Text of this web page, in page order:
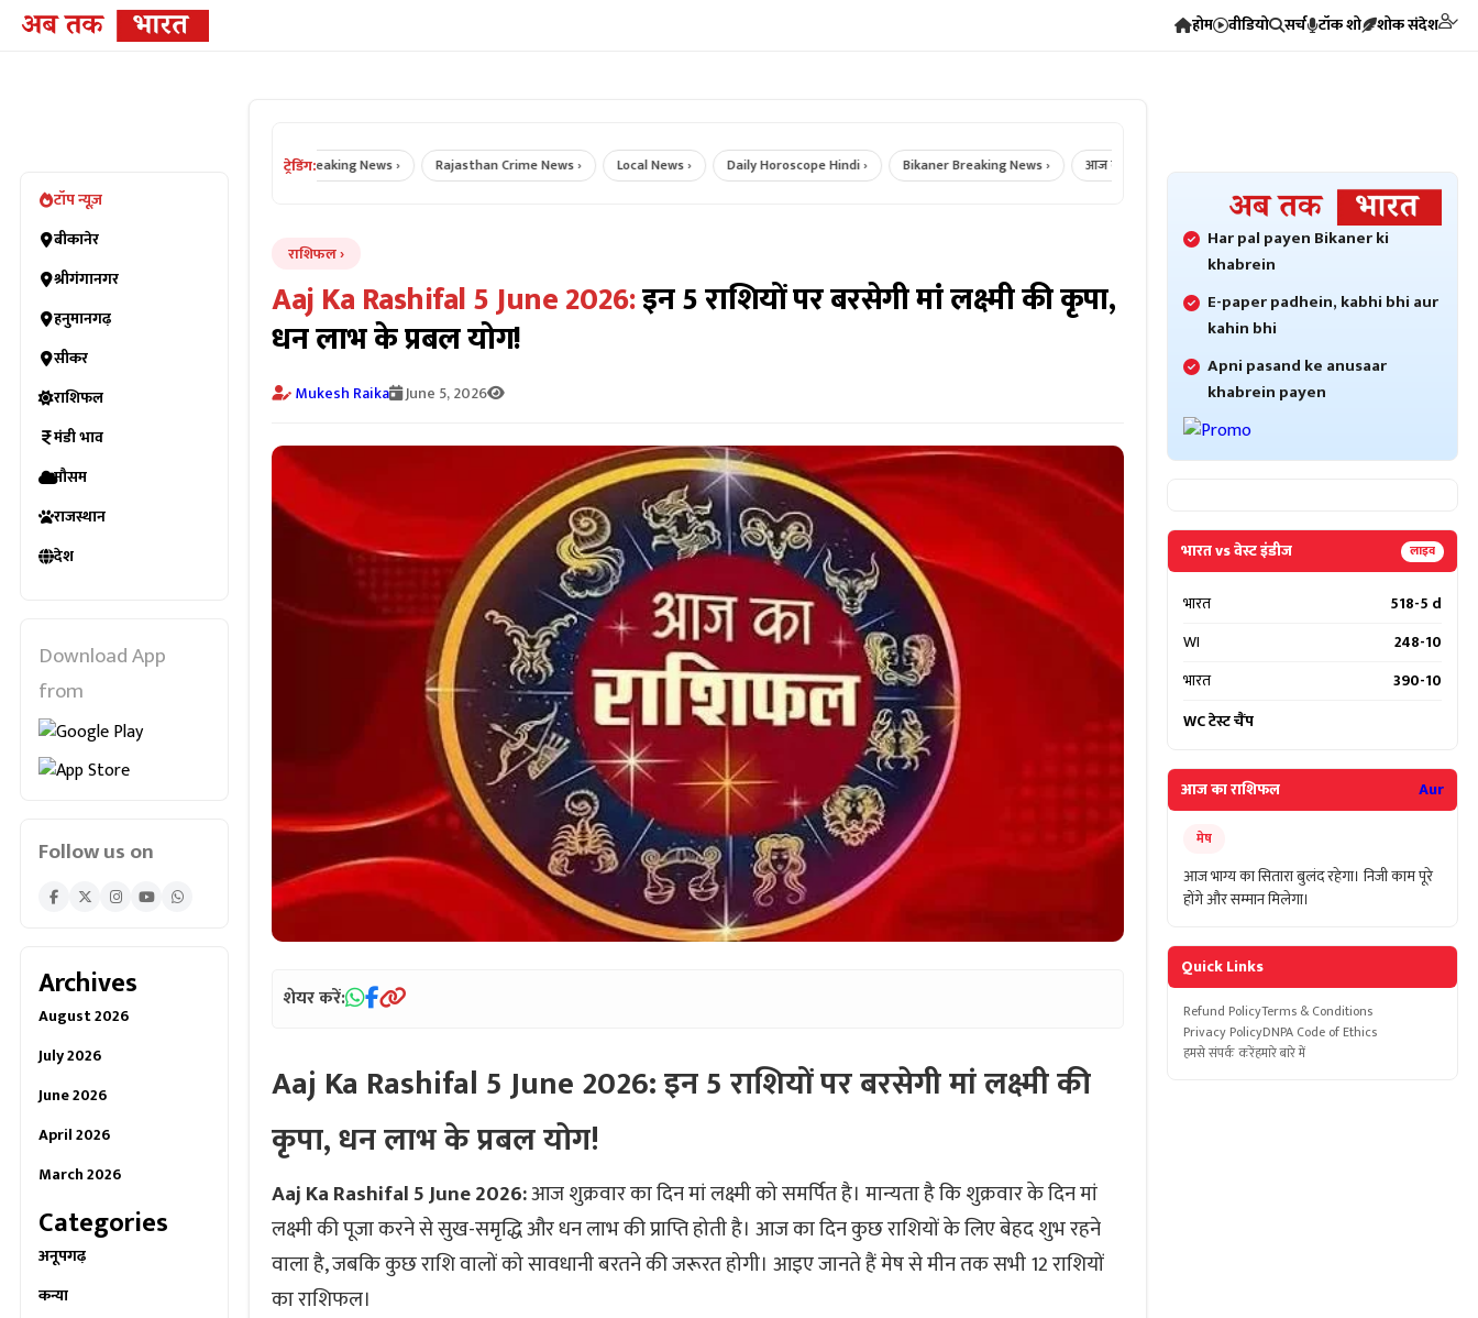
होम वीडियो सर्च टॉक शो शोक संदेश
टॉप न्यूज़
बीकानेर
श्रीगंगानगर
हनुमानगढ़
सीकर
राशिफल
मंडी भाव
मौसम
राजस्थान
देश
Download App
from
Follow us on
Archives
August 2026
July 2026
June 2026
April 2026
March 2026
Categories
अनूपगढ़
कन्या
ट्रेडिंग:
Breaking News › Rajasthan Crime News › Local News › Daily Horoscope Hindi › Bikaner Breaking News › आज का राशिफल ›
राशिफल
Aaj Ka Rashifal 5 June 2026:इन 5 राशियों पर बरसेगी मां लक्ष्मी की कृपा,
धन लाभ के प्रबल योग!
Mukesh Raika June 5, 2026
शेयर करें:
Aaj Ka Rashifal 5 June 2026: इन 5 राशियों पर बरसेगी मां लक्ष्मी की
कृपा, धन लाभ के प्रबल योग!
Aaj Ka Rashifal 5 June 2026:आज शुक्रवार का दिन मां लक्ष्मी को समर्पित है। मान्यता है कि शुक्रवार के दिन मां
लक्ष्मी की पूजा करने से सुख-समृद्धि और धन लाभ की प्राप्ति होती है। आज का दिन कुछ राशियों के लिए बेहद शुभ रहने
वाला है, जबकि कुछ राशि वालों को सावधानी बरतने की जरूरत होगी। आइए जानते हैं मेष से मीन तक सभी 12 राशियों
का राशिफल।
Har pal payen Bikaner ki
khabrein
E-paper padhein, kabhi bhi aur
kahin bhi
Apni pasand ke anusaar
khabrein payen
भारत vs वेस्ट इंडीज लाइव
भारत
518-5 d
WI
248-10
भारत
390-10
WC टेस्ट चैंप
आज का राशिफल Aur
मेष
आज भाग्य का सितारा बुलंद रहेगा। निजी काम पूरे
होंगे और सम्मान मिलेगा।
Quick Links
Refund PolicyTerms & Conditions
Privacy PolicyDNPA Code of Ethics
हमसे संपर्क करेंहमारे बारे में